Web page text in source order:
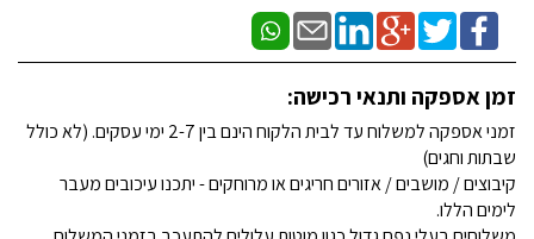
זמן אספקה ותנאי רכישה:
זמני אספקה למשלוח עד לבית הלקוח הינם בין 2-7 ימי עסקים. (לא כולל
שבתות וחגים)
קיבוצים / מושבים / אזורים חריגים או מרוחקים - יתכנו עיכובים מעבר
לימים הללו.